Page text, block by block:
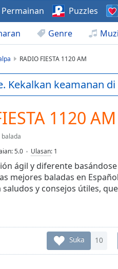
Genre
Permainan Puzzles
RADIO FIESTA 1120 AM
Kekalkan keamanan di
1120 AM
balada
5.0 Ulasan: 1
ágil y diferente
mejores baladas en
y consejos útiles,
Suka 10